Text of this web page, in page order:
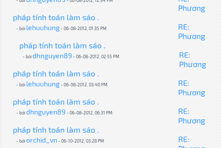
Phương
pháp tính toán làm sáo .
- bởi lehuuhung- 06-08-2012, 01:35 PM
RE:
Phương
pháp tính toán làm sáo .
- bởidhnguyen89 - 06-08-2012, 02:55 PM
RE:
Phương
pháp tính toán làm sáo .
- bởi lehuuhung- 06-08-2012, 03:40 PM
RE:
Phương
pháp tính toán làm sáo .
- bởidhnguyen89 - 06-08-2012, 06:31 PM
RE:
Phương
pháp tính toán làm sáo .
- bởiorchid_vn - 06-10-2012, 03:28 PM
RE: